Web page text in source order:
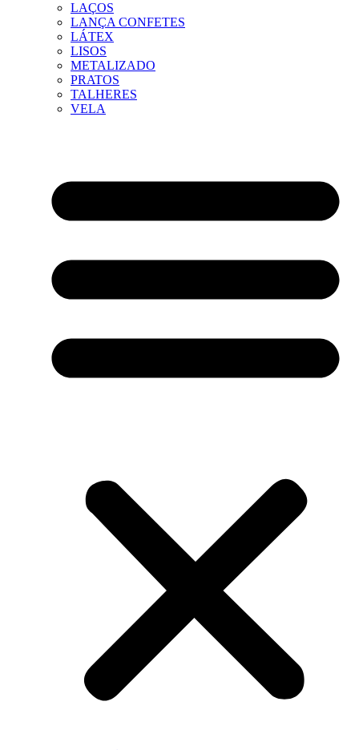
LAÇOS
LANÇA CONFETES
LÁTEX
LISOS
METALIZADO
PRATOS
TALHERES
VELA